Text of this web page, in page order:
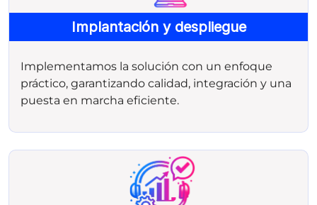
Implantación y despliegue
Implementamos la solución con un enfoque
práctico, garantizando calidad, integración y una
puesta en marcha eficiente.